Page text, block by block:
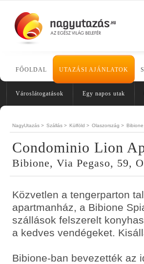
FŐOLDAL UTAZÁSI AJÁNLATOK
Városlátogatások Egy napos utak
NagyUtazás > Szállás > Külföld > Olaszország > Bibione
Condominio Lion
Bibione, Via Pegaso, 59,
Közvetlen a tengerparton
apartmanház, a Bibione
szállások felszerelt
a kedves vendégeket.
Bibione-ban bevezették az